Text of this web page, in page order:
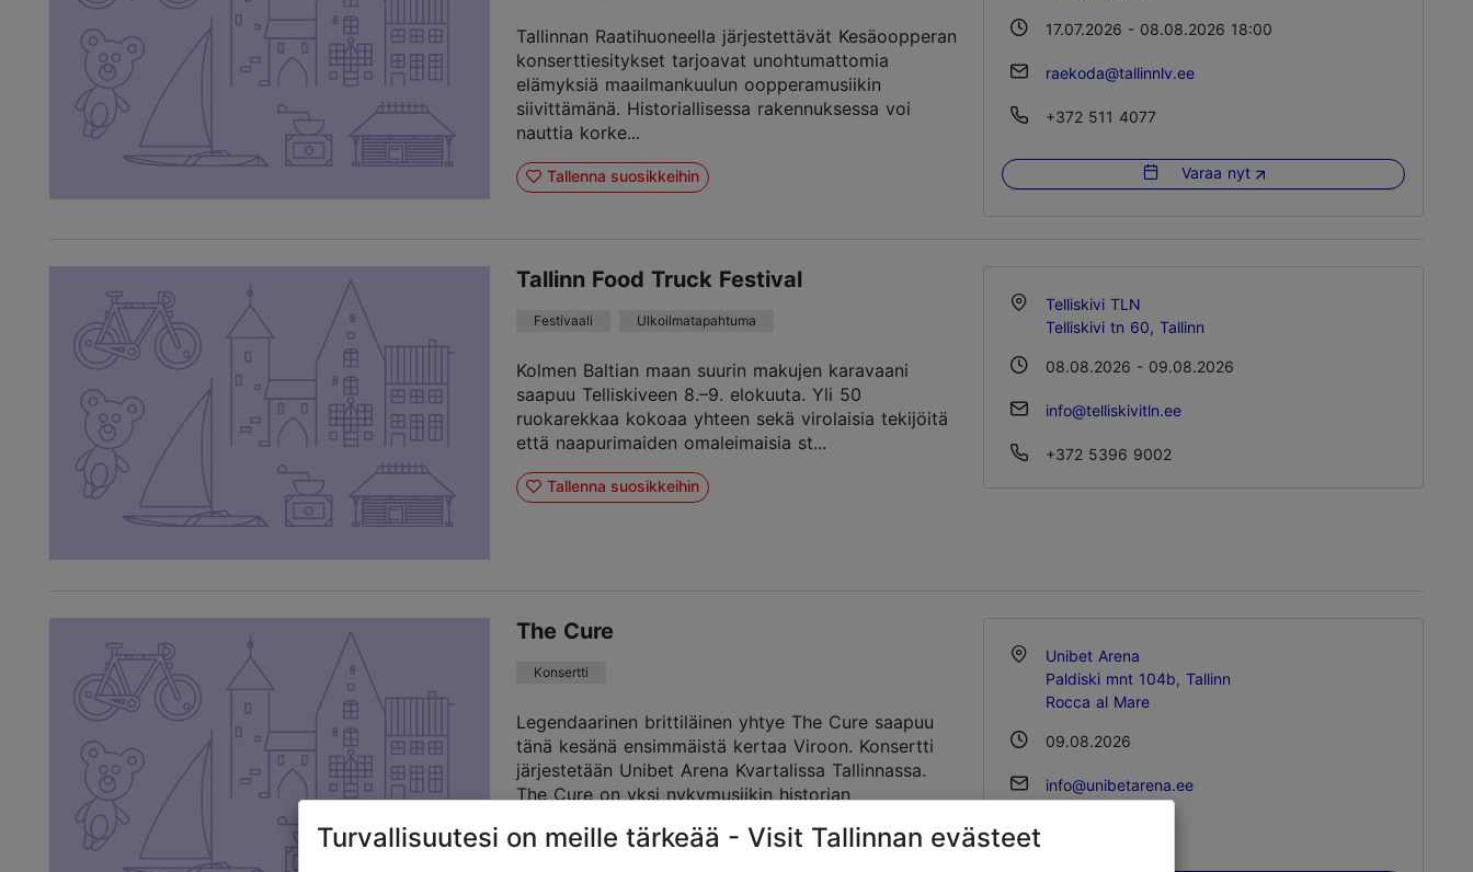
Tallinnan Raatihuoneella järjestettävät Kesäoopperan
konserttiesitykset tarjoavat unohtumattomia
elämyksiä maailmankuulun oopperamusiikin
siivittämänä. Historiallisessa rakennuksessa voi
nauttia korke...
Tallenna suosikkeihin
17.07.2026 - 08.08.2026 18:00
raekoda@tallinnlv.ee
+372 511 4077
Varaa nyt
Tallinn Food Truck Festival
Festivaali Ulkoilmatapahtuma
Kolmen Baltian maan suurin makujen karavaani
saapuu Telliskiveen 8.–9. elokuuta. Yli 50
ruokarekkaa kokoaa yhteen sekä virolaisia tekijöitä
että naapurimaiden omaleimaisia st...
Tallenna suosikkeihin
Telliskivi TLN
Telliskivi tn 60, Tallinn
08.08.2026 - 09.08.2026
info@telliskivitln.ee
+372 5396 9002
The Cure
Konsertti
Legendaarinen brittiläinen yhtye The Cure saapuu
tänä kesänä ensimmäistä kertaa Viroon. Konsertti
järjestetään Unibet Arena Kvartalissa Tallinnassa.
The Cure on yksi nykymusiikin historian
Unibet Arena
Paldiski mnt 104b, Tallinn
Rocca al Mare
09.08.2026
info@unibetarena.ee
Turvallisuutesi on meille tärkeää - Visit Tallinnan evästeet